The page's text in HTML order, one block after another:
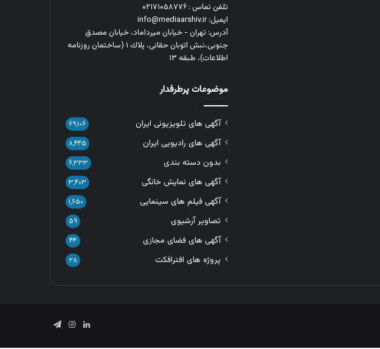
تلفن تماس : ۰۲۱۷۱۰۵۸۷۷۶
ایمیل: info@mediaarshiv.ir
آدرس: تهران - خیابان میرداماد، خیابان مصدق
جنوبی،نبش اتوبان حقانی، پلاك ١ (ساختمان روزنامه
اطلاعات)، طبقه ۱۳
موضوعات پرطرفدار
آگهی های تلویزیونی ایران ۶۹,۱۰۶
آگهی های رادیویی ایران ۸,۴۴۵
بدون دسته بندی ۶,۳۳۳
آگهی های نمایش خانگی ۳,۴۰۳
آگهی فیلم های سینمایی ۱,۶۵۰
تصاویر آرشیوی ۵۹
آگهی های فضای مجازی ۴۴
پروژه های افترافکت ۲۸
لینکدیناینستاگرام
تلگرام